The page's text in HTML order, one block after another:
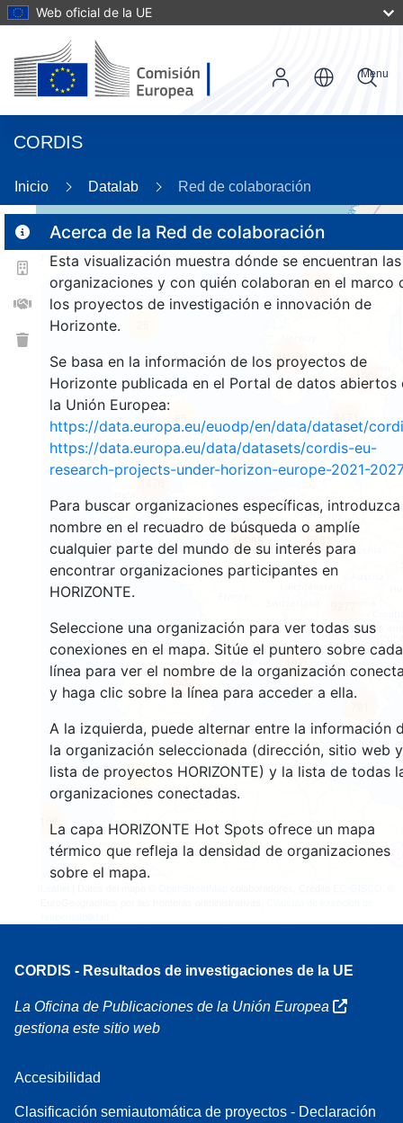
Web oficial de la UE
CORDIS
Menu
Inicio Datalab Red de colaboración
Acerca de la Red de colaboración
Esta visualización muestra dónde se encuentran las
organizaciones y con quién colaboran en el marco
los proyectos de investigación e innovación de
Horizonte.
Se basa en la información de los proyectos de
Horizonte publicada en el Portal de datos abiertos
la Unión Europea:
https://data.europa.eu/euodp/en/data/dataset/
https://data.europa.eu/data/datasets/cordis-eu-
research-projects-under-horizon-europe-2021-2027
Para buscar organizaciones específicas, introduzca
nombre en el recuadro de búsqueda o amplíe
cualquier parte del mundo de su interés para
encontrar organizaciones participantes en
HORIZONTE.
Seleccione una organización para ver todas sus
conexiones en el mapa. Sitúe el puntero sobre cada
línea para ver el nombre de la organización
y haga clic sobre la línea para acceder a ella.
A la izquierda, puede alternar entre la información
la organización seleccionada (dirección, sitio web y
lista de proyectos HORIZONTE) y la lista de todas
organizaciones conectadas.
La capa HORIZONTE Hot Spots ofrece un mapa
térmico que refleja la densidad de organizaciones
sobre el mapa.
7
197
182
199
58
160
5681
197
7532
15085
CORDIS - Resultados de investigaciones de la UE
La Oficina de Publicaciones de la Unión Europea
gestiona este sitio web
Accesibilidad
Clasificación semiautomática de proyectos - Declaración